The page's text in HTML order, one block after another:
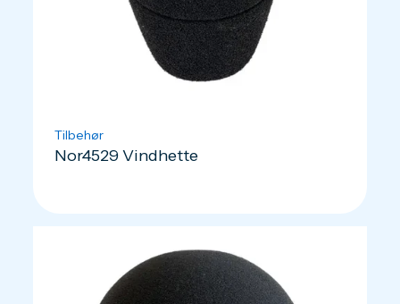
Tilbehør
Nor4529 Vindhette